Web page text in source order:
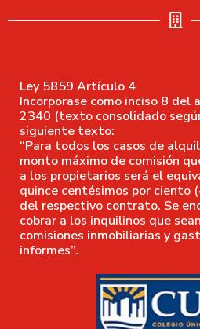
Ley 5859 Artículo 4
Incorporase como inciso 8 del
2340 (texto consolidado
siguiente texto:
“Para todos los casos de
monto máximo de comisión
a los propietarios será el
quince centésimos por
del respectivo contrato. Se
cobrar a los inquilinos que
comisiones inmobiliarias y
informes”.